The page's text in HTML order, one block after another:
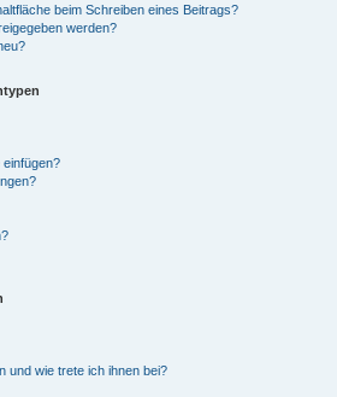
beim Schreiben eines Beitrags?
werden?
einfügen?
und wie trete ich ihnen bei?